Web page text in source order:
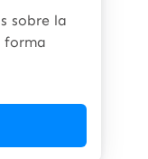
sobre la
forma